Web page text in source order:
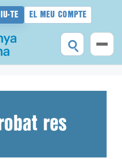
TE EL MEU COMPTE
res